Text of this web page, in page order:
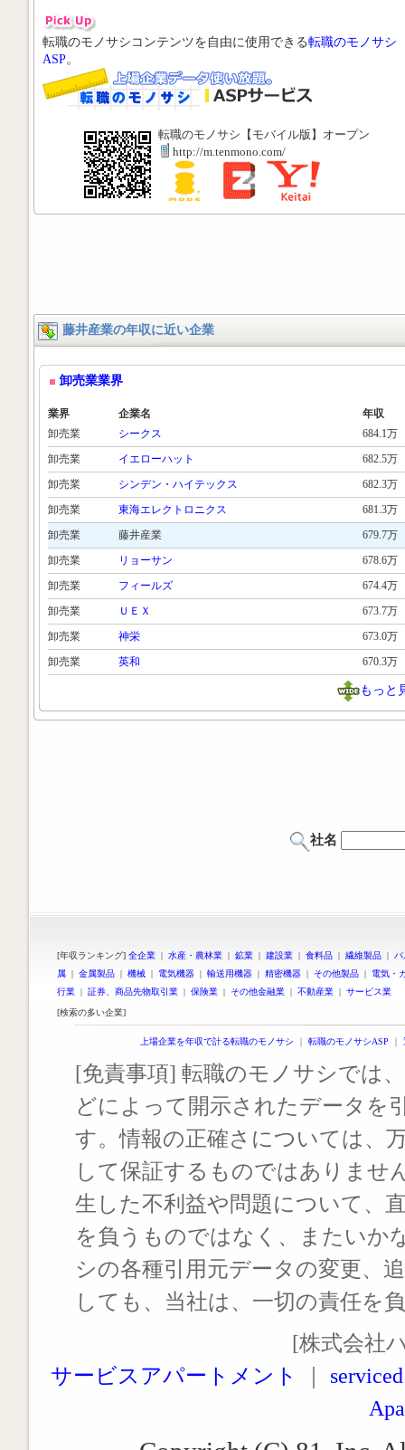
転職のモノサシコンテンツを自由に使用できる転職のモノサシ
ASP。
転職のモノサシ【モバイル版】オープン
http://m.tenmono.com/
藤井産業の年収に近い企業
卸売業業界
業界 企業名
年収
卸売業
シークス
684.1万
卸売業
イエローハット
682.5万
卸売業
シンデン・ハイテックス
682.3万
卸売業
東海エレクトロニクス
681.3万
卸売業
藤井産業
679.7万
卸売業
リョーサン
678.6万
卸売業
フィールズ
674.4万
卸売業
ＵＥＸ
673.7万
卸売業
神栄
673.0万
卸売業
英和 670.3万
もっと
社名
[年収ランキング] 全企業 | 水産・農林業 | 鉱業 | 建設業 | 食料品 | 繊維製品 |
属 | 金属製品 | 機械 | 電気機器 | 輸送用機器 | 精密機器 | その他製品 | 電気・
行業 | 証券、商品先物取引業 | 保険業 | その他金融業 | 不動産業 | サービス業
[検索の多い企業]
上場企業を年収で計る転職のモノサシ ｜ 転職のモノサシASP ｜
[免責事項] 転職のモノサシでは
どによって開示されたデータを
す。情報の正確さについては、
して保証するものではありませ
生した不利益や問題について、
を負うものではなく、またいか
シの各種引用元データの変更、
しても、当社は、一切の責任を
[株式会社
サービスアパートメント